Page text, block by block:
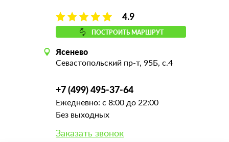
4.9
ПОСТРОИТЬ МАРШРУТ
Ясенево
Севастопольский пр-т, 95Б, с.4
+7 (499) 495-37-64
Ежедневно: с 8:00 до 22:00
Без выходных
Заказать звонок